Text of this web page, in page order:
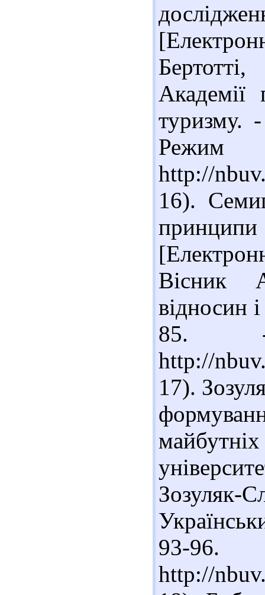
Академії
http://
16).
Вісник
відносин
85. -
http://
17).
93-
http://